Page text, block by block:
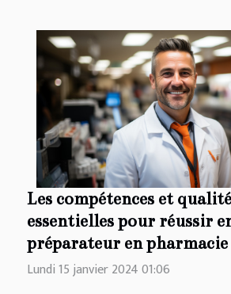
Les compétences et
essentielles pour réussir
préparateur en pharmacie
Lundi 15 janvier 2024 01:06